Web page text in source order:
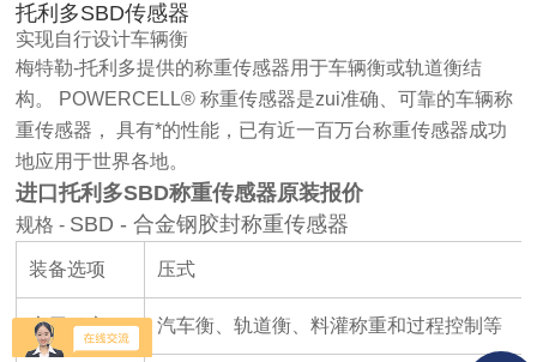
托利多SBD传感器
实现自行设计车辆衡
梅特勒-托利多提供的称重传感器用于车辆衡或轨道衡结
构。 POWERCELL® 称重传感器是zui准确、可靠的车辆称
重传感器， 具有*的性能，已有近一百万台称重传感器成功
地应用于世界各地。
进口托利多SBD称重传感器原装报价
规格 - SBD - 合金钢胶封称重传感器
装备选项 压式
应用程序 汽车衡、轨道衡、料灌称重和过程控制等